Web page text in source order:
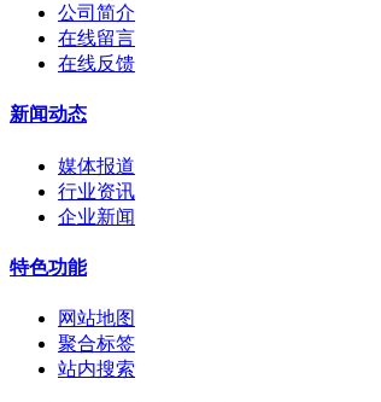
公司简介
在线留言
在线反馈
新闻动态
媒体报道
行业资讯
企业新闻
特色功能
网站地图
聚合标签
站内搜索